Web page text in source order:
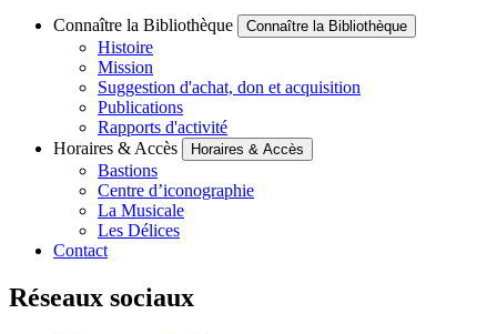
Connaître la Bibliothèque Connaître la Bibliothèque
Histoire
Mission
Suggestion d'achat, don et acquisition
Publications
Rapports d'activité
Horaires & Accès
Horaires & Accès
Bastions
Centre d’iconographie
La Musicale
Les Délices
Contact
Réseaux sociaux